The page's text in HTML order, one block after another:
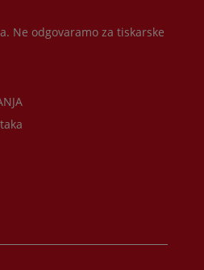
Ne odgovaramo za tiskarske